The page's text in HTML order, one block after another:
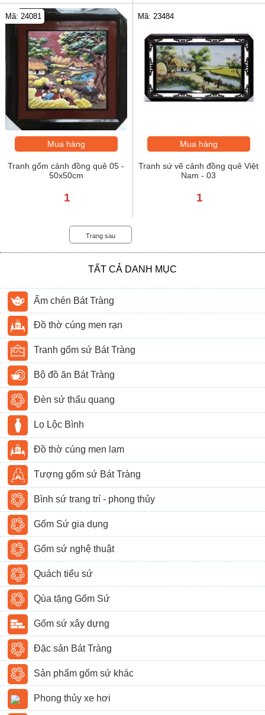
Mã: 24081
Mua hàng
Tranh gốm cảnh đồng quê 05 -
50x50cm
1
Mã: 23484
Mua hàng
Tranh sứ vẽ cảnh đồng quê Việt
Nam - 03
1
Trang sau
TẤT CẢ DANH MỤC
Ấm chén Bát Tràng
Đồ thờ cúng men rạn
Tranh gốm sứ Bát Tràng
Bộ đồ ăn Bát Tràng
Đèn sứ thấu quang
Lọ Lộc Bình
Đồ thờ cúng men lam
Tượng gốm sứ Bát Tràng
Bình sứ trang trí - phong thủy
Gốm Sứ gia dụng
Gốm sứ nghệ thuật
Quách tiểu sứ
Qùa tặng Gốm Sứ
Gốm sứ xây dựng
Đặc sản Bát Tràng
Sản phẩm gốm sứ khác
Phong thủy xe hơi